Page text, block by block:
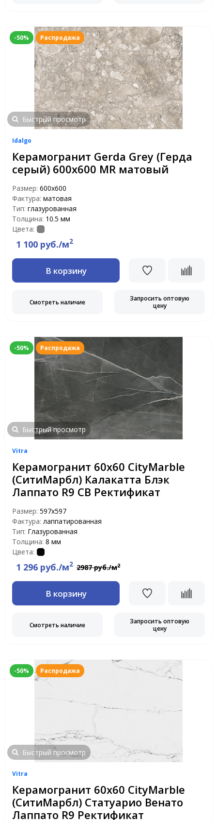
-50% Распродажа
Быстрый просмотр
Idalgo
Керамогранит Gerda Grey (Герда
серый) 600х600 MR матовый
Размер: 600х600
Фактура: матовая
Тип: глазурованная
Толщина: 10.5 мм
Цвета:
1 100 руб./м2
В корзину
Смотреть наличие
Запросить оптовую
цену
-50% Распродажа
Быстрый просмотр
Vitra
Керамогранит 60х60 CityMarble
(СитиМарбл) Калакатта Блэк
Лаппато R9 CB Ректификат
Размер: 597х597
Фактура: лаппатированная
Тип: Глазурованная
Толщина: 8 мм
Цвета:
1 296 руб./м2 2987 руб./м2
В корзину
Смотреть наличие
Запросить оптовую
цену
-50% Распродажа
Быстрый просмотр
Vitra
Керамогранит 60х60 CityMarble
(СитиМарбл) Статуарио Венато
Лаппато R9 Ректификат